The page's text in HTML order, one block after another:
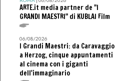
ARTE.it media partner de "I
GRANDI MAESTRI" di KUBLAI Film
06/08/2026
I Grandi Maestri: da Caravaggio
a Herzog, cinque appuntamenti
al cinema con i giganti
dell'immaginario